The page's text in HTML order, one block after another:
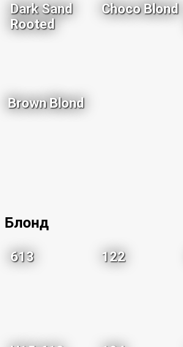
Dark Sand
Rooted
Choco Blond
Brown Blond
Блонд
613 122